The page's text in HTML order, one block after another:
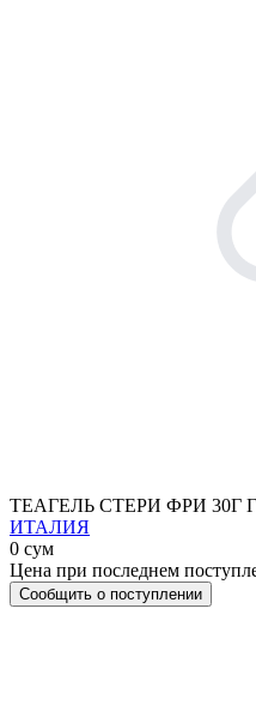
ТЕАГЕЛЬ СТЕРИ ФРИ 30Г
ИТАЛИЯ
0 сум
Цена при последнем
Сообщить о поступлении